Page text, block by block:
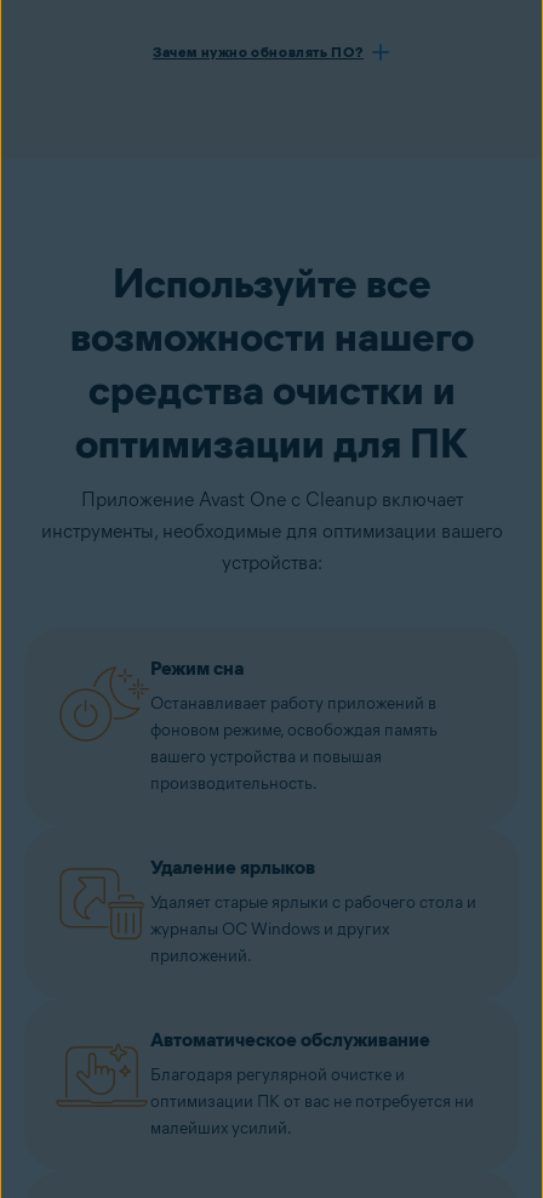
Зачем нужно обновлять ПО?
Используйте все
возможности нашего
средства очистки и
оптимизации для ПК
Приложение Avast One с Cleanup включает
инструменты, необходимые для оптимизации вашего
устройства:
Режим сна
Останавливает работу приложений в
фоновом режиме, освобождая память
вашего устройства и повышая
производительность.
Удаление ярлыков
Удаляет старые ярлыки с рабочего стола и
журналы ОС Windows и других
приложений.
Автоматическое обслуживание
Благодаря регулярной очистке и
оптимизации ПК от вас не потребуется ни
малейших усилий.